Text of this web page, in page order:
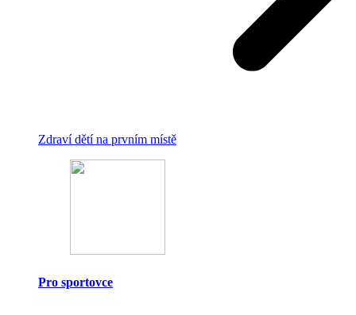
Zdraví dětí na prvním místě
Pro sportovce